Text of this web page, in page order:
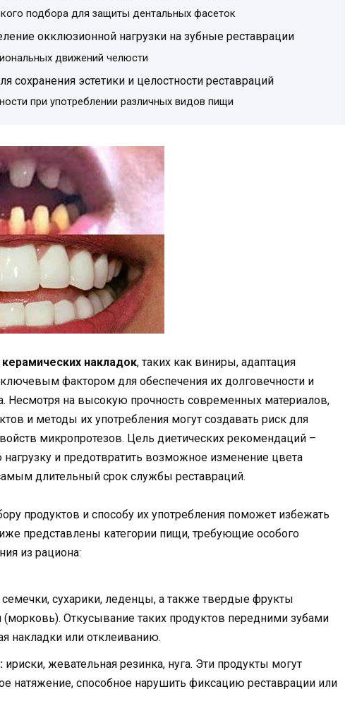
подбора для защиты дентальных фасеток
окклюзионной нагрузки на зубные реставрации
движений челюсти
сохранения эстетики и целостности реставраций
при употреблении различных видов пищи
керамических накладок, таких как виниры, адаптация
фактором для обеспечения их долговечности и
Несмотря на высокую прочность современных материалов,
и методы их употребления могут создавать риск для
микропротезов. Цель диетических рекомендаций –
и предотвратить возможное изменение цвета
длительный срок службы реставраций.
продуктов и способу их употребления поможет избежать
представлены категории пищи, требующие особого
из рациона:
семечки, сухарики, леденцы, а также твердые фрукты
Откусывание таких продуктов передними зубами
накладки или отклеиванию.
ириски, жевательная резинка, нуга. Эти продукты могут
натяжение, способное нарушить фиксацию реставрации или